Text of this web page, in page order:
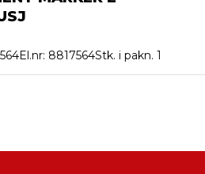
El.nr: 8817564Stk. i pakn. 1